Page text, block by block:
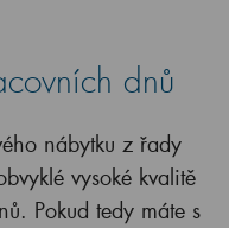
dnů
nábytku z řady
vysoké kvalitě
Pokud tedy máte s